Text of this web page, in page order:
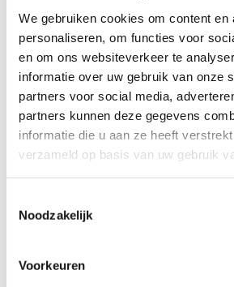
We gebruiken cookies om content en
personaliseren, om functies voor
en om ons websiteverkeer te
informatie over uw gebruik van onze
partners voor social media,
partners kunnen deze gegevens
informatie die u aan ze heeft
verzameld op basis van uw gebruik
Noodzakelijk
Voorkeuren
Melt bracelet